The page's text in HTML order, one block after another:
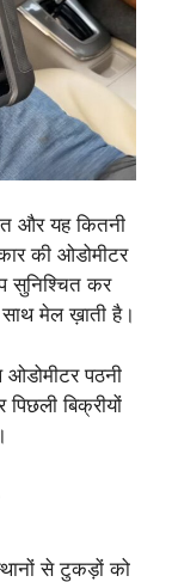
और यह कितनी
की ओडोमीटर
सुनिश्चित कर
मेल ख़ाती है।
ओडोमीटर पठनी
बिक्रीयों
से टुकड़ों को